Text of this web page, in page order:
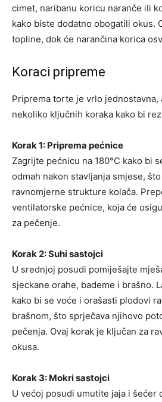
cimet, naribanu koricu naranče ili
kako biste dodatno obogatili okus.
topline, dok će narančina korica
Koraci pripreme
Priprema torte je vrlo jednostavna,
nekoliko ključnih koraka kako bi
Korak 1: Priprema pećnice
Zagrijte pećnicu na 180°C kako bi
odmah nakon stavljanja smjese,
ravnomjerne strukture kolača.
ventilatorske pećnice, koja će
za pečenje.
Korak 2: Suhi sastojci
U srednjoj posudi pomiješajte
sjeckane orahe, bademe i brašno.
kako bi se voće i orašasti plodovi
brašnom, što sprječava njihovo
pečenja. Ovaj korak je ključan za
okusa.
Korak 3: Mokri sastojci
U većoj posudi umutite jaja i šećer